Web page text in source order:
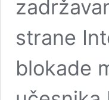
strane
blokade